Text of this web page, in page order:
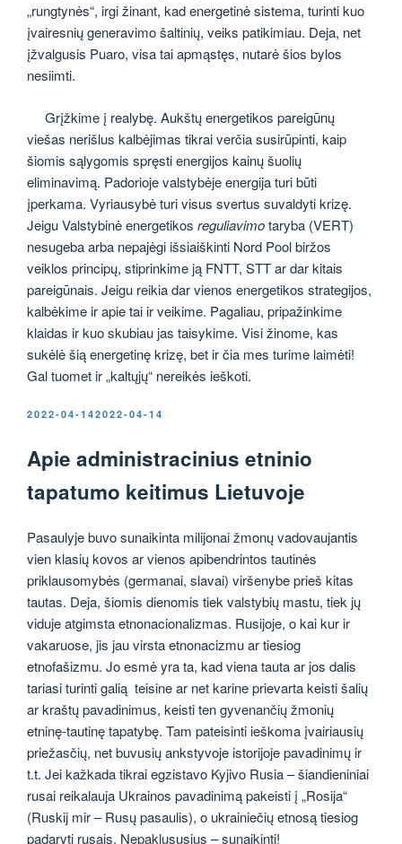
„rungtynės“, irgi žinant, kad energetinė sistema, turinti kuo
įvairesnių generavimo šaltinių, veiks patikimiau. Deja, net
įžvalgusis Puaro, visa tai apmąstęs, nutarė šios bylos
nesiimti.
Grįžkime į realybę. Aukštų energetikos pareigūnų
viešas nerišlus kalbėjimas tikrai verčia susirūpinti, kaip
šiomis sąlygomis spręsti energijos kainų šuolių
eliminavimą. Padorioje valstybėje energija turi būti
įperkama. Vyriausybė turi visus svertus suvaldyti krizę.
Jeigu Valstybinė energetikos reguliavimotaryba (VERT)
nesugeba arba nepajėgi išsiaiškinti Nord Pool biržos
veiklos principų, stiprinkime ją FNTT, STT ar dar kitais
pareigūnais. Jeigu reikia dar vienos energetikos strategijos,
kalbėkime ir apie tai ir veikime. Pagaliau, pripažinkime
klaidas ir kuo skubiau jas taisykime. Visi žinome, kas
sukėlė šią energetinę krizę, bet ir čia mes turime laimėti!
Gal tuomet ir „kaltųjų“ nereikės ieškoti.
PASKELBTA
2022-04-142022-04-14
Apie administracinius etninio
tapatumo keitimus Lietuvoje
Pasaulyje buvo sunaikinta milijonai žmonų vadovaujantis
vien klasių kovos ar vienos apibendrintos tautinės
priklausomybės (germanai, slavai) viršenybe prieš kitas
tautas. Deja, šiomis dienomis tiek valstybių mastu, tiek jų
viduje atgimsta etnonacionalizmas. Rusijoje, o kai kur ir
vakaruose, jis jau virsta etnonacizmu ar tiesiog
etnofašizmu. Jo esmė yra ta, kad viena tauta ar jos dalis
tariasi turinti galią teisine ar net karine prievarta keisti šalių
ar kraštų pavadinimus, keisti ten gyvenančių žmonių
etninę-tautinę tapatybę. Tam pateisinti ieškoma įvairiausių
priežasčių, net buvusių ankstyvoje istorijoje pavadinimų ir
t.t. Jei kažkada tikrai egzistavo Kyjivo Rusia – šiandieniniai
rusai reikalauja Ukrainos pavadinimą pakeisti į „Rosija“
(Ruskij mir – Rusų pasaulis), o ukrainiečių etnosą tiesiog
padaryti rusais. Nepaklususius – sunaikinti!